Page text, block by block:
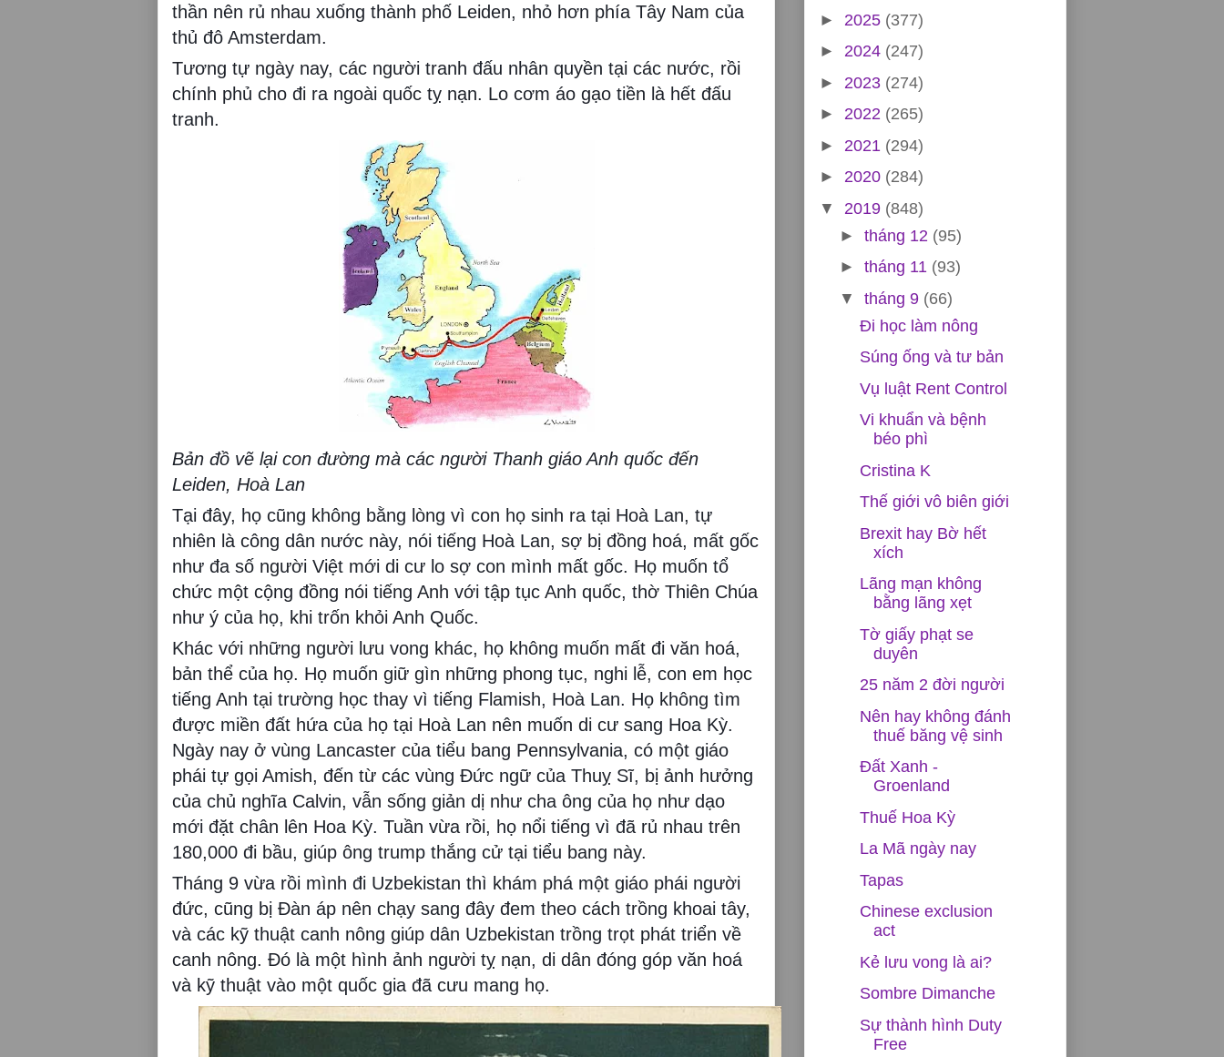
thần nên rủ nhau xuống thành phố Leiden, nhỏ hơn phía Tây Nam của
thủ đô Amsterdam.
Tương tự ngày nay, các người tranh đấu nhân quyền tại các nước, rồi
chính phủ cho đi ra ngoài quốc tỵ nạn. Lo cơm áo gạo tiền là hết đấu
tranh.
Bản đồ vẽ lại con đường mà các người Thanh giáo Anh quốc đến
Leiden, Hoà Lan
Tại đây, họ cũng không bằng lòng vì con họ sinh ra tại Hoà Lan, tự
nhiên là công dân nước này, nói tiếng Hoà Lan, sợ bị đồng hoá, mất gốc
như đa số người Việt mới di cư lo sợ con mình mất gốc. Họ muốn tổ
chức một cộng đồng nói tiếng Anh với tập tục Anh quốc, thờ Thiên Chúa
như ý của họ, khi trốn khỏi Anh Quốc.
Khác với những người lưu vong khác, họ không muốn mất đi văn hoá,
bản thể của họ. Họ muốn giữ gìn những phong tục, nghi lễ, con em học
tiếng Anh tại trường học thay vì tiếng Flamish, Hoà Lan. Họ không tìm
được miền đất hứa của họ tại Hoà Lan nên muốn di cư sang Hoa Kỳ.
Ngày nay ở vùng Lancaster của tiểu bang Pennsylvania, có một giáo
phái tự gọi Amish, đến từ các vùng Đức ngữ của Thuỵ Sĩ, bị ảnh hưởng
của chủ nghĩa Calvin, vẫn sống giản dị như cha ông của họ như dạo
mới đặt chân lên Hoa Kỳ. Tuần vừa rồi, họ nổi tiếng vì đã rủ nhau trên
180,000 đi bầu, giúp ông trump thắng cử tại tiểu bang này.
Tháng 9 vừa rồi mình đi Uzbekistan thì khám phá một giáo phái người
đức, cũng bị Đàn áp nên chạy sang đây đem theo cách trồng khoai tây,
và các kỹ thuật canh nông giúp dân Uzbekistan trồng trọt phát triển về
canh nông. Đó là một hình ảnh người tỵ nạn, di dân đóng góp văn hoá
và kỹ thuật vào một quốc gia đã cưu mang họ.
► 2025 (377)
► 2024 (247)
► 2023 (274)
► 2022 (265)
► 2021 (294)
► 2020 (284)
▼ 2019 (848)
► tháng 12 (95)
► tháng 11 (93)
▼ tháng 9 (66)
Đi học làm nông
Súng ống và tư bản
Vụ luật Rent Control
Vi khuẩn và bệnh
béo phì
Cristina K
Thế giới vô biên giới
Brexit hay Bờ hết
xích
Lãng mạn không
bằng lãng xẹt
Tờ giấy phạt se
duyên
25 năm 2 đời người
Nên hay không đánh
thuế băng vệ sinh
Đất Xanh -
Groenland
Thuế Hoa Kỳ
La Mã ngày nay
Tapas
Chinese exclusion
act
Kẻ lưu vong là ai?
Sombre Dimanche
Sự thành hình Duty
Free